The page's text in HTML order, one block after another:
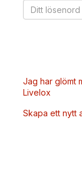
Jag har glömt
Livelox
Skapa ett nytt